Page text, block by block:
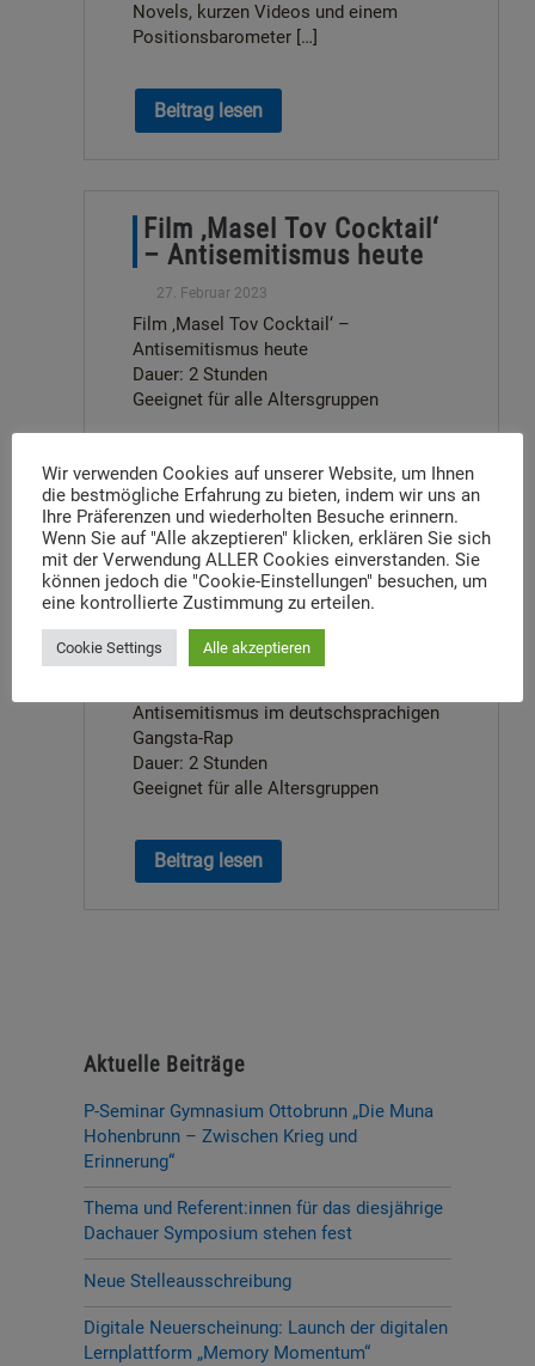
Novels, kurzen Videos und einem
Positionsbarometer […]
Beitrag lesen
Film ‚Masel Tov Cocktail‘
– Antisemitismus heute
27. Februar 2023
Film ‚Masel Tov Cocktail‘ –
Antisemitismus heute
Dauer: 2 Stunden
Geeignet für alle Altersgruppen
Beitrag lesen
Antisemitismus im
deutschsprachigen
Gangsta-Rap
Antisemitismus im deutschsprachigen
Gangsta-Rap
Dauer: 2 Stunden
Geeignet für alle Altersgruppen
Beitrag lesen
Aktuelle Beiträge
P-Seminar Gymnasium Ottobrunn „Die Muna
Hohenbrunn – Zwischen Krieg und
Erinnerung“
Thema und Referent:innen für das diesjährige
Dachauer Symposium stehen fest
Neue Stelleausschreibung
Digitale Neuerscheinung: Launch der digitalen
Lernplattform „Memory Momentum“
Wir verwenden Cookies auf unserer Website, um Ihnen
die bestmögliche Erfahrung zu bieten, indem wir uns an
Ihre Präferenzen und wiederholten Besuche erinnern.
Wenn Sie auf "Alle akzeptieren" klicken, erklären Sie sich
mit der Verwendung ALLER Cookies einverstanden. Sie
können jedoch die "Cookie-Einstellungen" besuchen, um
eine kontrollierte Zustimmung zu erteilen.
Cookie Settings Alle akzeptieren